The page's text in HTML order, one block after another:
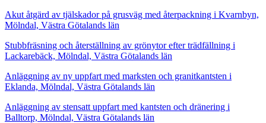
Akut åtgärd av tjälskador på grusväg med återpackning i Kvarnbyn,
Mölndal, Västra Götalands län
Stubbfräsning och återställning av grönytor efter trädfällning i
Lackarebäck, Mölndal, Västra Götalands län
Anläggning av ny uppfart med marksten och granitkantsten i
Eklanda, Mölndal, Västra Götalands län
Anläggning av stensatt uppfart med kantsten och dränering i
Balltorp, Mölndal, Västra Götalands län